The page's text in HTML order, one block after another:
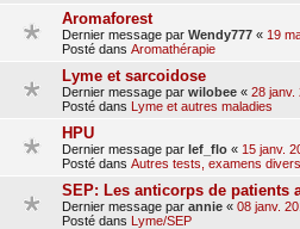
Aromaforest
Dernier message par Wendy777 « 19
Posté dans Aromathérapie
Lyme et sarcoidose
Dernier message par wilobee « 28 janv.
Posté dans Lyme et autres maladies
HPU
Dernier message par lef_flo « 15 janv.
Posté dans Autres tests, examens divers
SEP: Les anticorps de patients
Dernier message par annie « 08 janv.
Posté dans Lyme/SEP